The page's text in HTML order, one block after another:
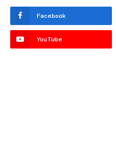
Facebook
YouTube